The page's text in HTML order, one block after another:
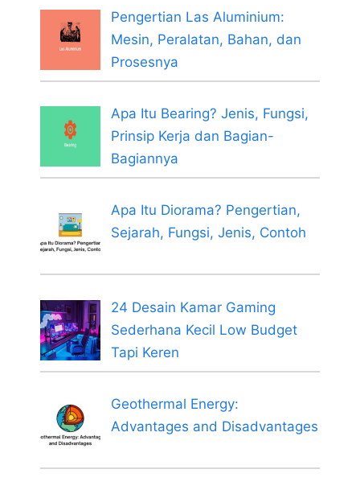
Pengertian Las Aluminium:
Mesin, Peralatan, Bahan, dan
Prosesnya
Apa Itu Bearing? Jenis, Fungsi,
Prinsip Kerja dan Bagian-
Bagiannya
Apa Itu Diorama? Pengertian,
Sejarah, Fungsi, Jenis, Contoh
24 Desain Kamar Gaming
Sederhana Kecil Low Budget
Tapi Keren
Geothermal Energy:
Advantages and Disadvantages